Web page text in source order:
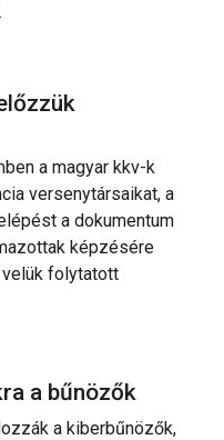
a magyar kkv-k
versenytársaikat, a
a dokumentum
képzésére
folytatott
a bűnözők
a kiberbűnözők,